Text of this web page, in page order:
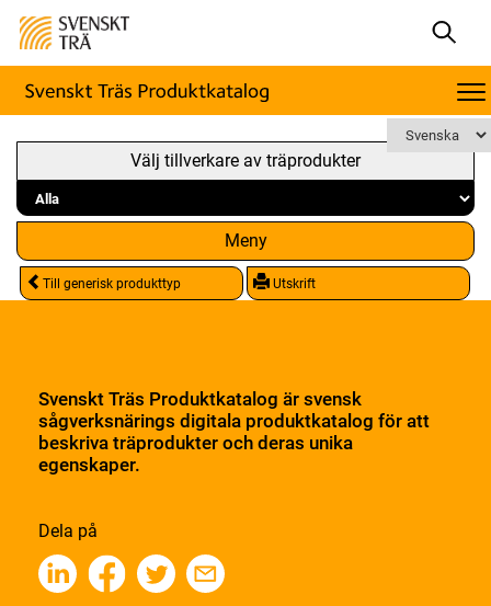
Välj tillverkare av träprodukter
Meny
Till generisk produkttyp Utskrift
Svenskt Träs Produktkatalog är svensk
sågverksnärings digitala produktkatalog för att
beskriva träprodukter och deras unika
egenskaper.
Dela på